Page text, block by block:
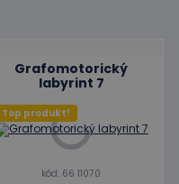
Grafomotorický
labyrint 7
Top produkt!
kód: 66 11070